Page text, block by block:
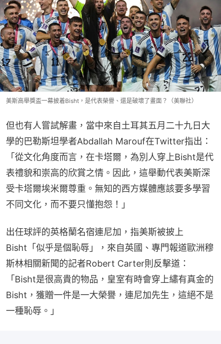
美斯高舉獎盃一幕披着Bisht，是代表榮譽、還是破壞了畫面？（美聯社）
但也有人嘗試解畫，當中來自土耳其五月二十九日大
學的巴勒斯坦學者Abdallah Marouf在Twitter指出：
「從文化角度而言，在卡塔爾，為別人穿上Bisht是代
表禮貌和崇高的欣賞之情。因此，這舉動代表美斯深
受卡塔爾埃米爾尊重。無知的西方媒體應該要多學習
不同文化，而不要只懂抱怨！」
出任球評的英格蘭名宿連尼加，指美斯被披上
Bisht「似乎是個恥辱」，來自英國、專門報道歐洲穆
斯林相關新聞的記者Robert Carter則反擊道：
「Bisht是很高貴的物品，皇室有時會穿上繡有真金的
Bisht，獲贈一件是一大榮譽，連尼加先生，這絕不是
一種恥辱。」